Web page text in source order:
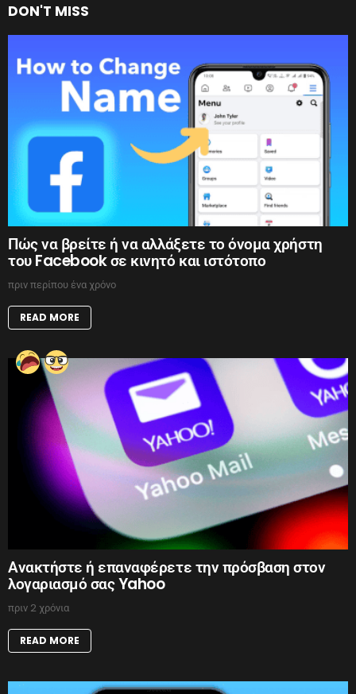
DON'T MISS
Πώς να βρείτε ή να αλλάξετε το όνομα χρήστη
του Facebook σε κινητό και ιστότοπο
πριν περίπου ένα χρόνο
READ MORE
Ανακτήστε ή επαναφέρετε την πρόσβαση στον
λογαριασμό σας Yahoo
πριν 2 χρόνια
READ MORE